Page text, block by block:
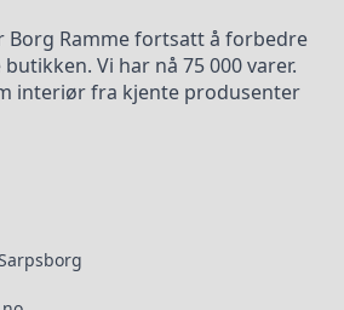
Borg Ramme fortsatt å forbedre
Vi har nå 75 000 varer.
interiør fra kjente produsenter